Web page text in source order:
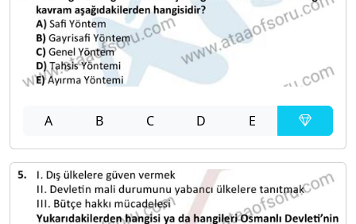
A B C D E